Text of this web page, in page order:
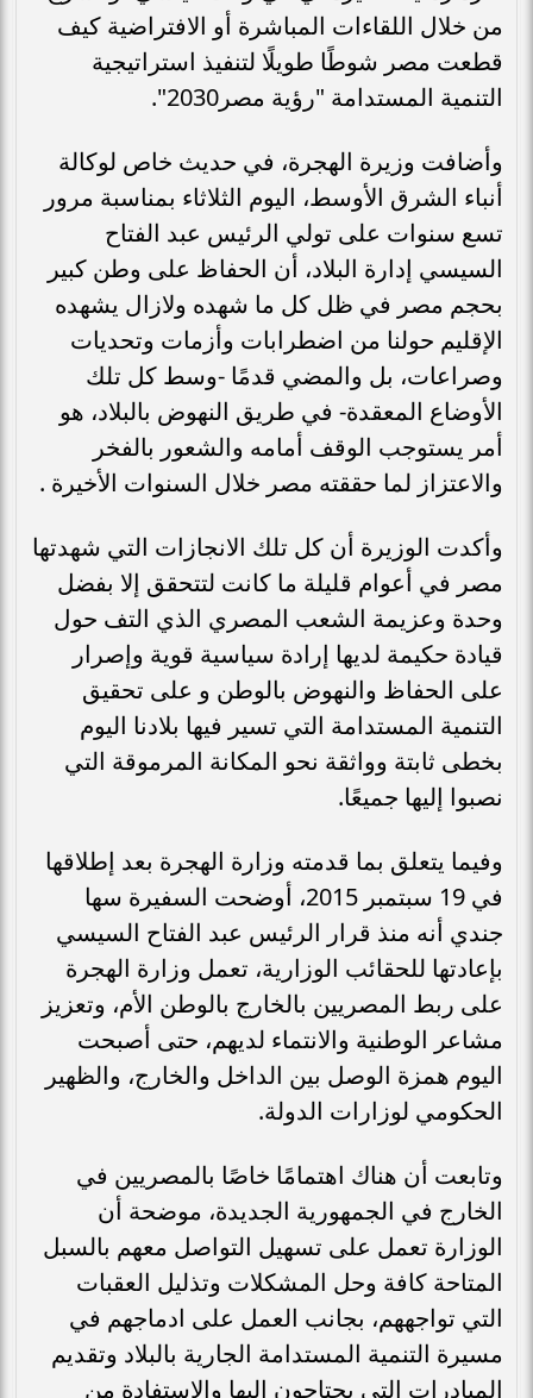
من خلال اللقاءات المباشرة أو الافتراضية كيف
قطعت مصر شوطًا طويلًا لتنفيذ استراتيجية
التنمية المستدامة "رؤية مصر2030".
وأضافت وزيرة الهجرة، في حديث خاص لوكالة
أنباء الشرق الأوسط، اليوم الثلاثاء بمناسبة مرور
تسع سنوات على تولي الرئيس عبد الفتاح
السيسي إدارة البلاد، أن الحفاظ على وطن كبير
بحجم مصر في ظل كل ما شهده ولازال يشهده
الإقليم حولنا من اضطرابات وأزمات وتحديات
وصراعات، بل والمضي قدمًا -وسط كل تلك
الأوضاع المعقدة- في طريق النهوض بالبلاد، هو
أمر يستوجب الوقف أمامه والشعور بالفخر
والاعتزاز لما حققته مصر خلال السنوات الأخيرة .
وأكدت الوزيرة أن كل تلك الانجازات التي شهدتها
مصر في أعوام قليلة ما كانت لتتحقق إلا بفضل
وحدة وعزيمة الشعب المصري الذي التف حول
قيادة حكيمة لديها إرادة سياسية قوية وإصرار
على الحفاظ والنهوض بالوطن و على تحقيق
التنمية المستدامة التي تسير فيها بلادنا اليوم
بخطى ثابتة وواثقة نحو المكانة المرموقة التي
نصبوا إليها جميعًا.
وفيما يتعلق بما قدمته وزارة الهجرة بعد إطلاقها
في 19 سبتمبر 2015، أوضحت السفيرة سها
جندي أنه منذ قرار الرئيس عبد الفتاح السيسي
بإعادتها للحقائب الوزارية، تعمل وزارة الهجرة
على ربط المصريين بالخارج بالوطن الأم، وتعزيز
مشاعر الوطنية والانتماء لديهم، حتى أصبحت
اليوم همزة الوصل بين الداخل والخارج، والظهير
الحكومي لوزارات الدولة.
وتابعت أن هناك اهتمامًا خاصًا بالمصريين في
الخارج في الجمهورية الجديدة، موضحة أن
الوزارة تعمل على تسهيل التواصل معهم بالسبل
المتاحة كافة وحل المشكلات وتذليل العقبات
التي تواجههم، بجانب العمل على ادماجهم في
مسيرة التنمية المستدامة الجارية بالبلاد وتقديم
المبادرات التي يحتاجون إليها والاستفادة من